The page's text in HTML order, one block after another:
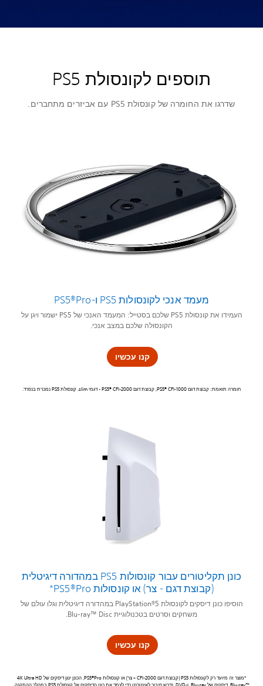
תוספים לקונסולת PS5
שדרגו את החומרה של קונסולת PS5 עם אביזרים מתחברים.
מעמד אנכי לקונסולות PS5 ו-PS5®Pro
העמידו את קונסולת PS5 שלכם בסטייל: המעמד האנכי של PS5 ישמור ויגן על
הקונסולה שלכם במצב אנכי.
קנו עכשיו
חומרה תואמת: קבוצת דגם PS5® CFI-1000, קבוצת דגם PS5® CFI-2000 - ‏דגמי slim. קונסולת PS5 נמכרת בנפרד.
כונן תקליטורים עבור קונסולות PS5‎ במהדורה דיגיטלית
(קבוצת דגם - צר) או קונסולות PS5®Pro*
הוסיפו כונן דיסקים לקונסולת PlayStation®5‏ במהדורה דיגיטלית וגלו עולם של
משחקים וסרטים בטכנולוגיית Blu-ray™ Disc.
קנו עכשיו
*מוצר זה מיועד רק לקונסולות PS5 (קבוצת דגם CFI-2000 – צר) או קונסולות PS5®Pro. הכונן ינגן דיסקים של 4K Ultra HD